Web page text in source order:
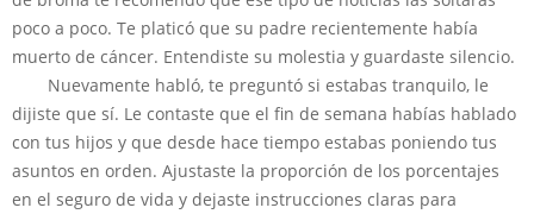
poco a poco. Te platicó que su padre recientemente había
muerto de cáncer. Entendiste su molestia y guardaste silencio.
Nuevamente habló, te preguntó si estabas tranquilo, le
dijiste que sí. Le contaste que el fin de semana habías hablado
con tus hijos y que desde hace tiempo estabas poniendo tus
asuntos en orden. Ajustaste la proporción de los porcentajes
en el seguro de vida y dejaste instrucciones claras para